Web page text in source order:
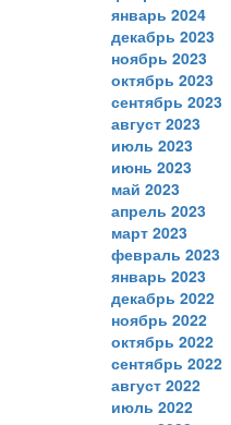
январь 2024
декабрь 2023
ноябрь 2023
октябрь 2023
сентябрь 2023
август 2023
июль 2023
июнь 2023
май 2023
апрель 2023
март 2023
февраль 2023
январь 2023
декабрь 2022
ноябрь 2022
октябрь 2022
сентябрь 2022
август 2022
июль 2022